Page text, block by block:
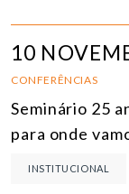
10
CONFERÊNCIAS
Seminário 25
para onde
INSTITUCIONAL